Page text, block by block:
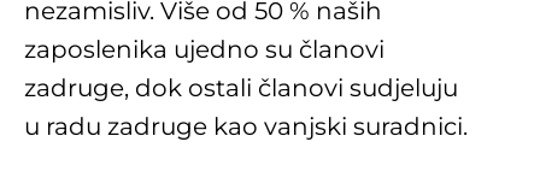
nezamisliv. Više od 50 % naših
zaposlenika ujedno su članovi
zadruge, dok ostali članovi sudjeluju
u radu zadruge kao vanjski suradnici.